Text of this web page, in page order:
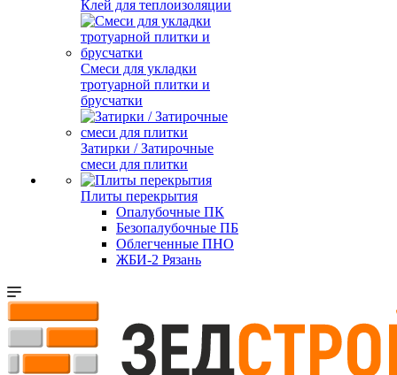
Клей для теплоизоляции
Смеси для укладки
тротуарной плитки и
брусчатки
Затирки / Затирочные
смеси для плитки
Плиты перекрытия
Опалубочные ПК
Безопалубочные ПБ
Облегченные ПНО
ЖБИ-2 Рязань